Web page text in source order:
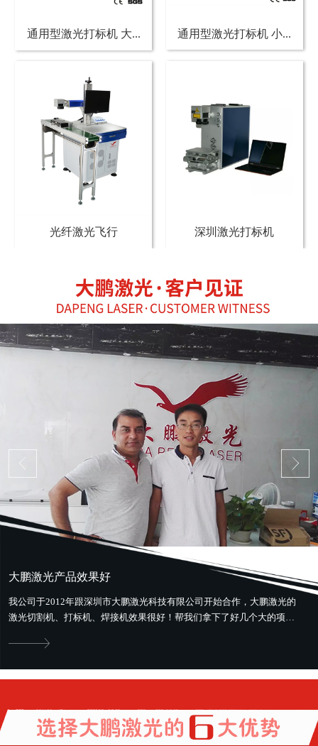
通用型激光打标机 大... 通用型激光打标机 小...
光纤激光飞行 深圳激光打标机
大鹏激光产品效果好
我公司于2012年跟深圳市大鹏激光科技有限公司开始合作，大鹏激光的
激光切割机、打标机、焊接机效果很好！帮我们拿下了好几个大的项